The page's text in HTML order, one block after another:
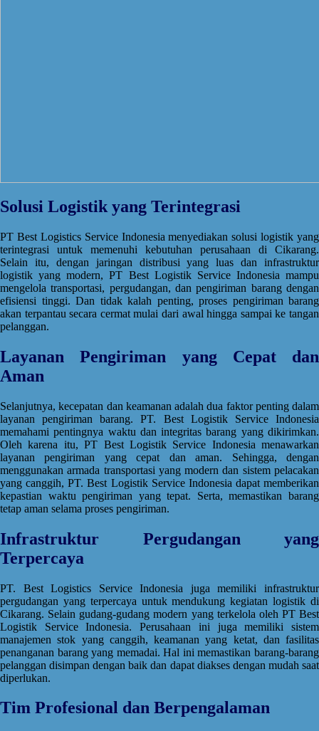
Solusi Logistik yang Terintegrasi
PT Best Logistics Service Indonesia menyediakan solusi logistik yang
terintegrasi untuk memenuhi kebutuhan perusahaan di Cikarang.
Selain itu, dengan jaringan distribusi yang luas dan infrastruktur
logistik yang modern, PT Best Logistik Service Indonesia mampu
mengelola transportasi, pergudangan, dan pengiriman barang dengan
efisiensi tinggi. Dan tidak kalah penting, proses pengiriman barang
akan terpantau secara cermat mulai dari awal hingga sampai ke tangan
pelanggan.
Layanan Pengiriman yang Cepat dan
Aman
Selanjutnya, kecepatan dan keamanan adalah dua faktor penting dalam
layanan pengiriman barang. PT. Best Logistik Service Indonesia
memahami pentingnya waktu dan integritas barang yang dikirimkan.
Oleh karena itu, PT Best Logistik Service Indonesia menawarkan
layanan pengiriman yang cepat dan aman. Sehingga, dengan
menggunakan armada transportasi yang modern dan sistem pelacakan
yang canggih, PT. Best Logistik Service Indonesia dapat memberikan
kepastian waktu pengiriman yang tepat. Serta, memastikan barang
tetap aman selama proses pengiriman.
Infrastruktur Pergudangan yang
Terpercaya
PT. Best Logistics Service Indonesia juga memiliki infrastruktur
pergudangan yang terpercaya untuk mendukung kegiatan logistik di
Cikarang. Selain gudang-gudang modern yang terkelola oleh PT Best
Logistik Service Indonesia. Perusahaan ini juga memiliki sistem
manajemen stok yang canggih, keamanan yang ketat, dan fasilitas
penanganan barang yang memadai. Hal ini memastikan barang-barang
pelanggan disimpan dengan baik dan dapat diakses dengan mudah saat
diperlukan.
Tim Profesional dan Berpengalaman